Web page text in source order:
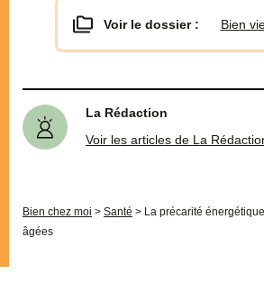
Voir le dossier : Bien
La Rédaction
Voir les articles de La
Bien chez moi > Santé > La précarité
âgées